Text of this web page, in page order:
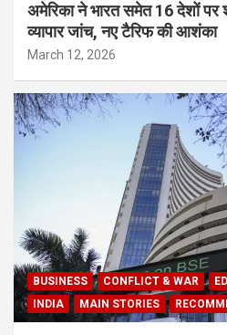
अमेरिका ने भारत समेत 16 देशों
व्यापार जांच, नए टैरिफ की आशंका
March 12, 2026
BUSINESS CONFLICT & WAR
INDIA
MAIN STORIES